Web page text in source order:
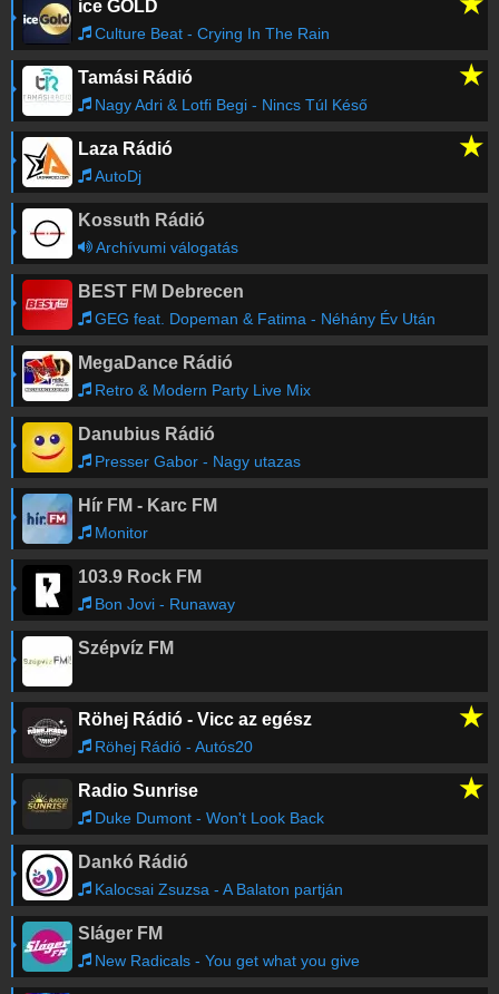
Szentes-95.7 FM
Szolnok-104.7 FM
Szombathely
100.5 FM
Tapolca- 100.5
Tatabánya-100.0 FM
Bochkor Frekvenciatérkép
ice GOLD
Culture Beat - Crying In The Rain
Tamási Rádió ★
Nagy Adri & Lotfi Begi - Nincs Túl Késő
Laza Rádió ★
AutoDj
Kossuth Rádió
Archívumi válogatás
BEST FM Debrecen
GEG feat. Dopeman & Fatima - Néhány Év Után
MegaDance Rádió
Retro & Modern Party Live Mix
Danubius Rádió
Presser Gabor - Nagy utazas
Hír FM - Karc FM
Monitor
103.9 Rock FM
Bon Jovi - Runaway
Szépvíz FM
Röhej Rádió - Vicc az egész ★
Röhej Rádió - Autós20
Radio Sunrise ★
Duke Dumont - Won't Look Back
Dankó Rádió
Kalocsai Zsuzsa - A Balaton partján
Sláger FM
New Radicals - You get what you give